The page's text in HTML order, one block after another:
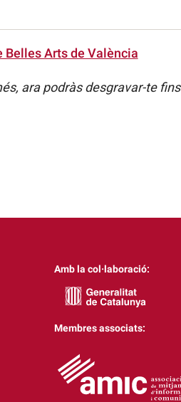
Belles Arts de València
ara podràs desgravar-te fins
Amb la col·laboració:
Membres associats: